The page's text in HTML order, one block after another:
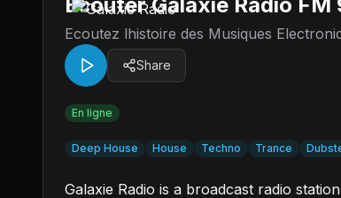
Ecoutez lhistoire des Musiques
Share
En ligne
Deep House House Techno Trance
Galaxie Radio is a broadcast radio